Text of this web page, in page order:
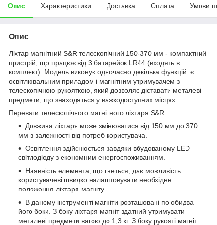
Опис Характеристики Доставка Оплата Умови
Опис
Ліхтар магнітний S&R телескопічний 150-370 мм - компактний
пристрій, що працює від 3 батарейок LR44 (входять в
комплект). Модель виконує одночасно декілька функцій: є
освітлювальним приладом і магнітним утримувачем з
телескопічною рукояткою, який дозволяє діставати металеві
предмети, що знаходяться у важкодоступних місцях.
Переваги телескопічного магнітного ліхтаря S&R:
Довжина ліхтаря може змінюватися від 150 мм до 370
мм в залежності від потреб користувача.
Освітлення здійснюється завдяки вбудованому LED
світлодіоду з економним енергоспоживанням.
Наявність елемента, що гнеться, дає можливість
користувачеві швидко налаштовувати необхідне
положення ліхтаря-магніту.
В даному інструменті магніти розташовані по обидва
його боки. З боку ліхтаря магніт здатний утримувати
металеві предмети вагою до 1,3 кг. З боку рукояті магніт